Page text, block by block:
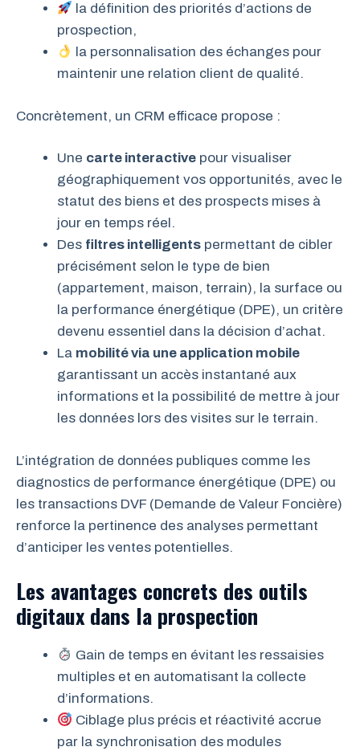
la définition des priorités d’actions de
prospection,
la personnalisation des échanges pour
maintenir une relation client de qualité.
Concrètement, un CRM efficace propose :
Une carte interactive pour visualiser
géographiquement vos opportunités, avec le
statut des biens et des prospects mises à
jour en temps réel.
Des filtres intelligents permettant de cibler
précisément selon le type de bien
(appartement, maison, terrain), la surface ou
la performance énergétique (DPE), un critère
devenu essentiel dans la décision d’achat.
La mobilité via une application mobile
garantissant un accès instantané aux
informations et la possibilité de mettre à jour
les données lors des visites sur le terrain.
L’intégration de données publiques comme les
diagnostics de performance énergétique (DPE) ou
les transactions DVF (Demande de Valeur Foncière)
renforce la pertinence des analyses permettant
d’anticiper les ventes potentielles.
Les avantages concrets des outils
digitaux dans la prospection
Gain de temps en évitant les ressaisies
multiples et en automatisant la collecte
d’informations.
Ciblage plus précis et réactivité accrue
par la synchronisation des modules